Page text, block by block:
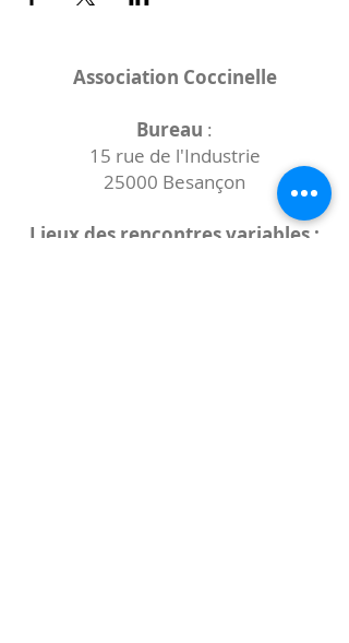
Association Coccinelle
Bureau :
15 rue de l'Industrie
25000 Besançon
Lieux des rencontres variables :